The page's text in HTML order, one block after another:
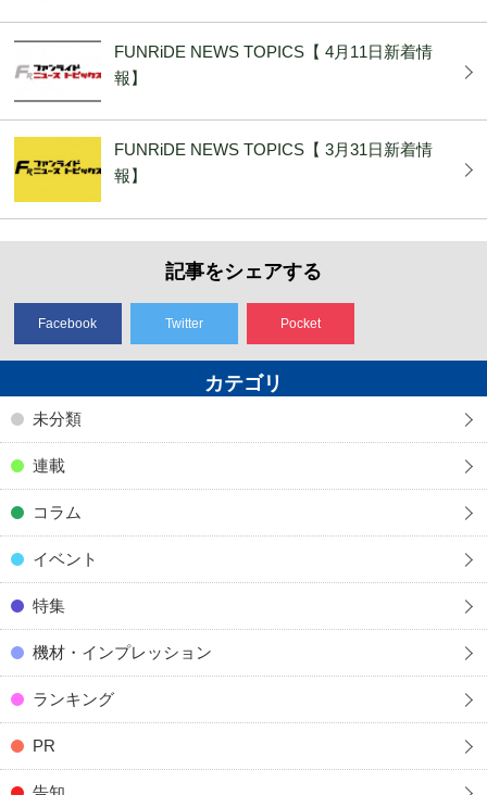
FUNRiDE NEWS TOPICS【 4月11日新着情
報】
FUNRiDE NEWS TOPICS【 3月31日新着情
報】
記事をシェアする
Facebook Twitter Pocket
カテゴリ
未分類
連載
コラム
イベント
特集
機材・インプレッション
ランキング
PR